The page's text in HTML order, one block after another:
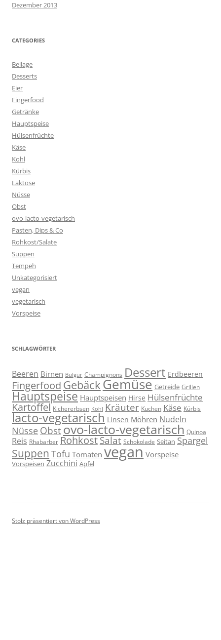
Dezember 2013
CATEGORIES
Beilage
Desserts
Eier
Fingerfood
Getränke
Hauptspeise
Hülsenfrüchte
Käse
Kohl
Kürbis
Laktose
Nüsse
Obst
ovo-lacto-vegetarisch
Pasten, Dips & Co
Rohkost/Salate
Suppen
Tempeh
Unkategorisiert
vegan
vegetarisch
Vorspeise
SCHLAGWÖRTER
Beeren Birnen Bulgur Champignons Dessert Erdbeeren
Fingerfood Gebäck Gemüse Getreide Grillen
Hauptspeise Hauptspeisen Hirse Hülsenfrüchte
Kartoffel Kichererbsen Kohl Kräuter Kuchen Käse Kürbis
lacto-vegetarisch Linsen Möhren Nudeln
Nüsse Obstovo-lacto-vegetarisch Quinoa
Reis Rhabarber RohkostSalat Schokolade Seitan Spargel
Suppen Tofu Tomaten vegan Vorspeise
Vorspeisen Zucchini Äpfel
Stolz präsentiert von WordPress